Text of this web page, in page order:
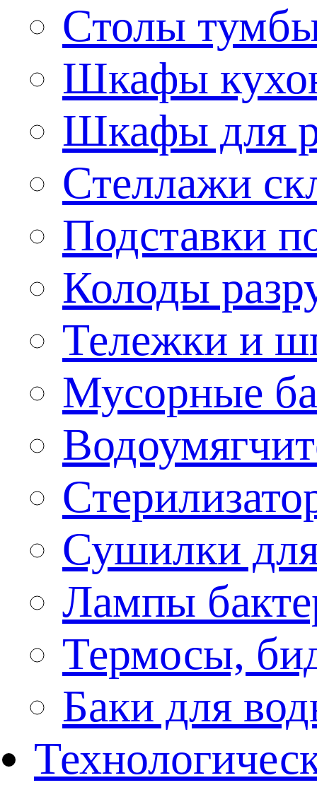
Столы
Шкафы
Шкафы для
Стеллажи
Подставки
Колоды
Тележки и
Мусорные
Сушилки
Лампы
Термосы,
Баки для